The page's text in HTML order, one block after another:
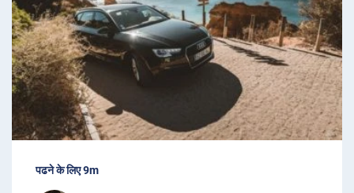
पढने के लिए 9m